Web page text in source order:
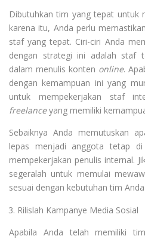
Dibutuhkan tim yang tepat untuk
karena itu, Anda perlu
staf yang tepat. Ciri-ciri Anda
dengan strategi ini adalah staf
dalam menulis konten online.
dengan kemampuan ini yang
untuk mempekerjakan staf
freelanceyang memiliki
Sebaiknya Anda memutuskan
lepas menjadi anggota tetap
mempekerjakan penulis internal.
segeralah untuk memulai
sesuai dengan kebutuhan tim Anda.
Rilislah Kampanye Media Sosial
Apabila Anda telah memiliki